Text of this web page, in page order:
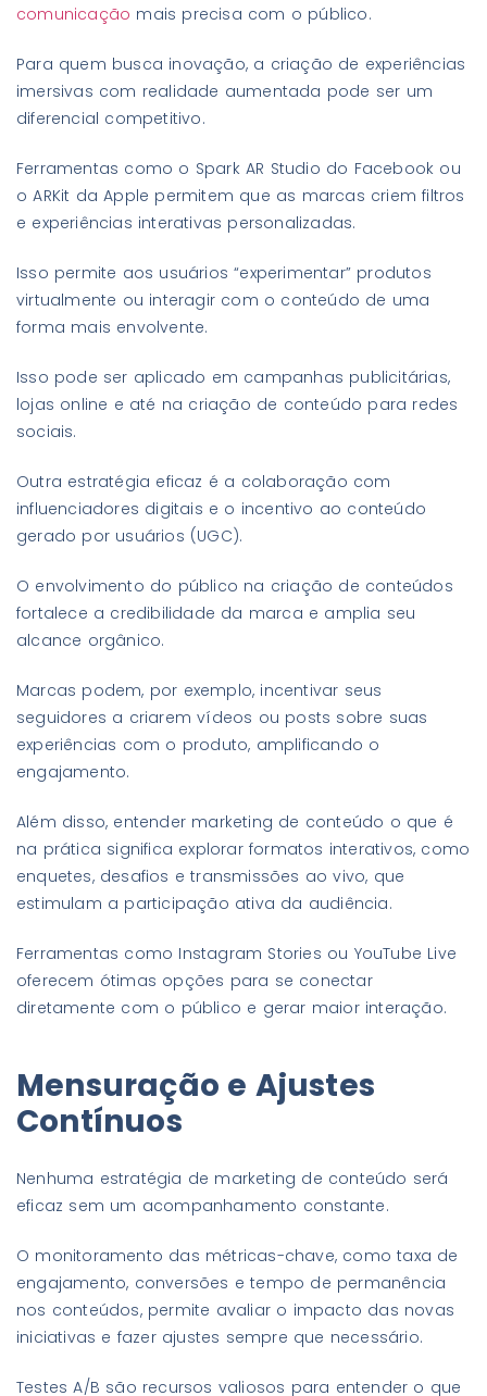
comunicação mais precisa com o público.
Para quem busca inovação, a criação de experiências
imersivas com realidade aumentada pode ser um
diferencial competitivo.
Ferramentas como o Spark AR Studio do Facebook ou
o ARKit da Apple permitem que as marcas criem filtros
e experiências interativas personalizadas.
Isso permite aos usuários “experimentar” produtos
virtualmente ou interagir com o conteúdo de uma
forma mais envolvente.
Isso pode ser aplicado em campanhas publicitárias,
lojas online e até na criação de conteúdo para redes
sociais.
Outra estratégia eficaz é a colaboração com
influenciadores digitais e o incentivo ao conteúdo
gerado por usuários (UGC).
O envolvimento do público na criação de conteúdos
fortalece a credibilidade da marca e amplia seu
alcance orgânico.
Marcas podem, por exemplo, incentivar seus
seguidores a criarem vídeos ou posts sobre suas
experiências com o produto, amplificando o
engajamento.
Além disso, entender marketing de conteúdo o que é
na prática significa explorar formatos interativos, como
enquetes, desafios e transmissões ao vivo, que
estimulam a participação ativa da audiência.
Ferramentas como Instagram Stories ou YouTube Live
oferecem ótimas opções para se conectar
diretamente com o público e gerar maior interação.
Mensuração e Ajustes
Contínuos
Nenhuma estratégia de marketing de conteúdo será
eficaz sem um acompanhamento constante.
O monitoramento das métricas-chave, como taxa de
engajamento, conversões e tempo de permanência
nos conteúdos, permite avaliar o impacto das novas
iniciativas e fazer ajustes sempre que necessário.
Testes A/B são recursos valiosos para entender o que